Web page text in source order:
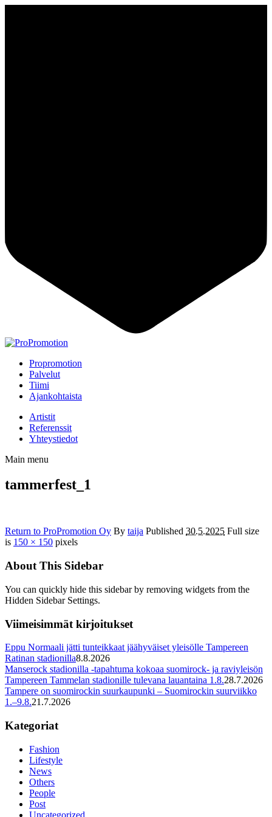
Propromotion
Palvelut
Tiimi
Ajankohtaista
Artistit
Referenssit
Yhteystiedot
Main menu
tammerfest_1
Return to ProPromotion Oy By taija Published 30.5.2025 Full size
is 150 × 150 pixels
About This Sidebar
You can quickly hide this sidebar by removing widgets from the
Hidden Sidebar Settings.
Viimeisimmät kirjoitukset
Eppu Normaali jätti tunteikkaat jäähyväiset yleisölle Tampereen
Ratinan stadionilla8.8.2026
Manserock stadionilla -tapahtuma kokoaa suomirock- ja raviyleisön
Tampereen Tammelan stadionille tulevana lauantaina 1.8.28.7.2026
Tampere on suomirockin suurkaupunki – Suomirockin suurviikko
1.–9.8.21.7.2026
Kategoriat
Fashion
Lifestyle
News
Others
People
Post
Uncategorized